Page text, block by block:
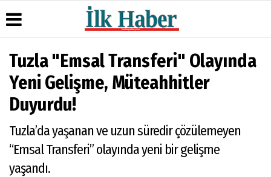
Üye Paneli
Haber
Arşivi
Arşivi
Günün
Haberleri
Durumu
Anketler
Biyografiler
Köşe
Yazarları
Foto
Künye
Gizlilik
İlkeleri
Tuzla "Emsal Transferi" Olayında
Yeni Gelişme, Müteahhitler
Duyurdu!
Tuzla’da yaşanan ve uzun süredir çözülemeyen
“Emsal Transferi” olayında yeni bir gelişme
yaşandı.